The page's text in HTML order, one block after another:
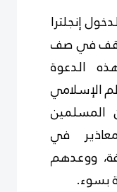
إنجلترا
يقف في صف
الدعوة
الإسلامي
المسلمين
في
ووعدهم
بسوء.